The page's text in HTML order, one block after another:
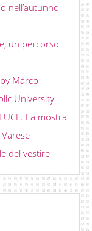
nell’autunno
un percorso
Marco
University
La mostra
del vestire